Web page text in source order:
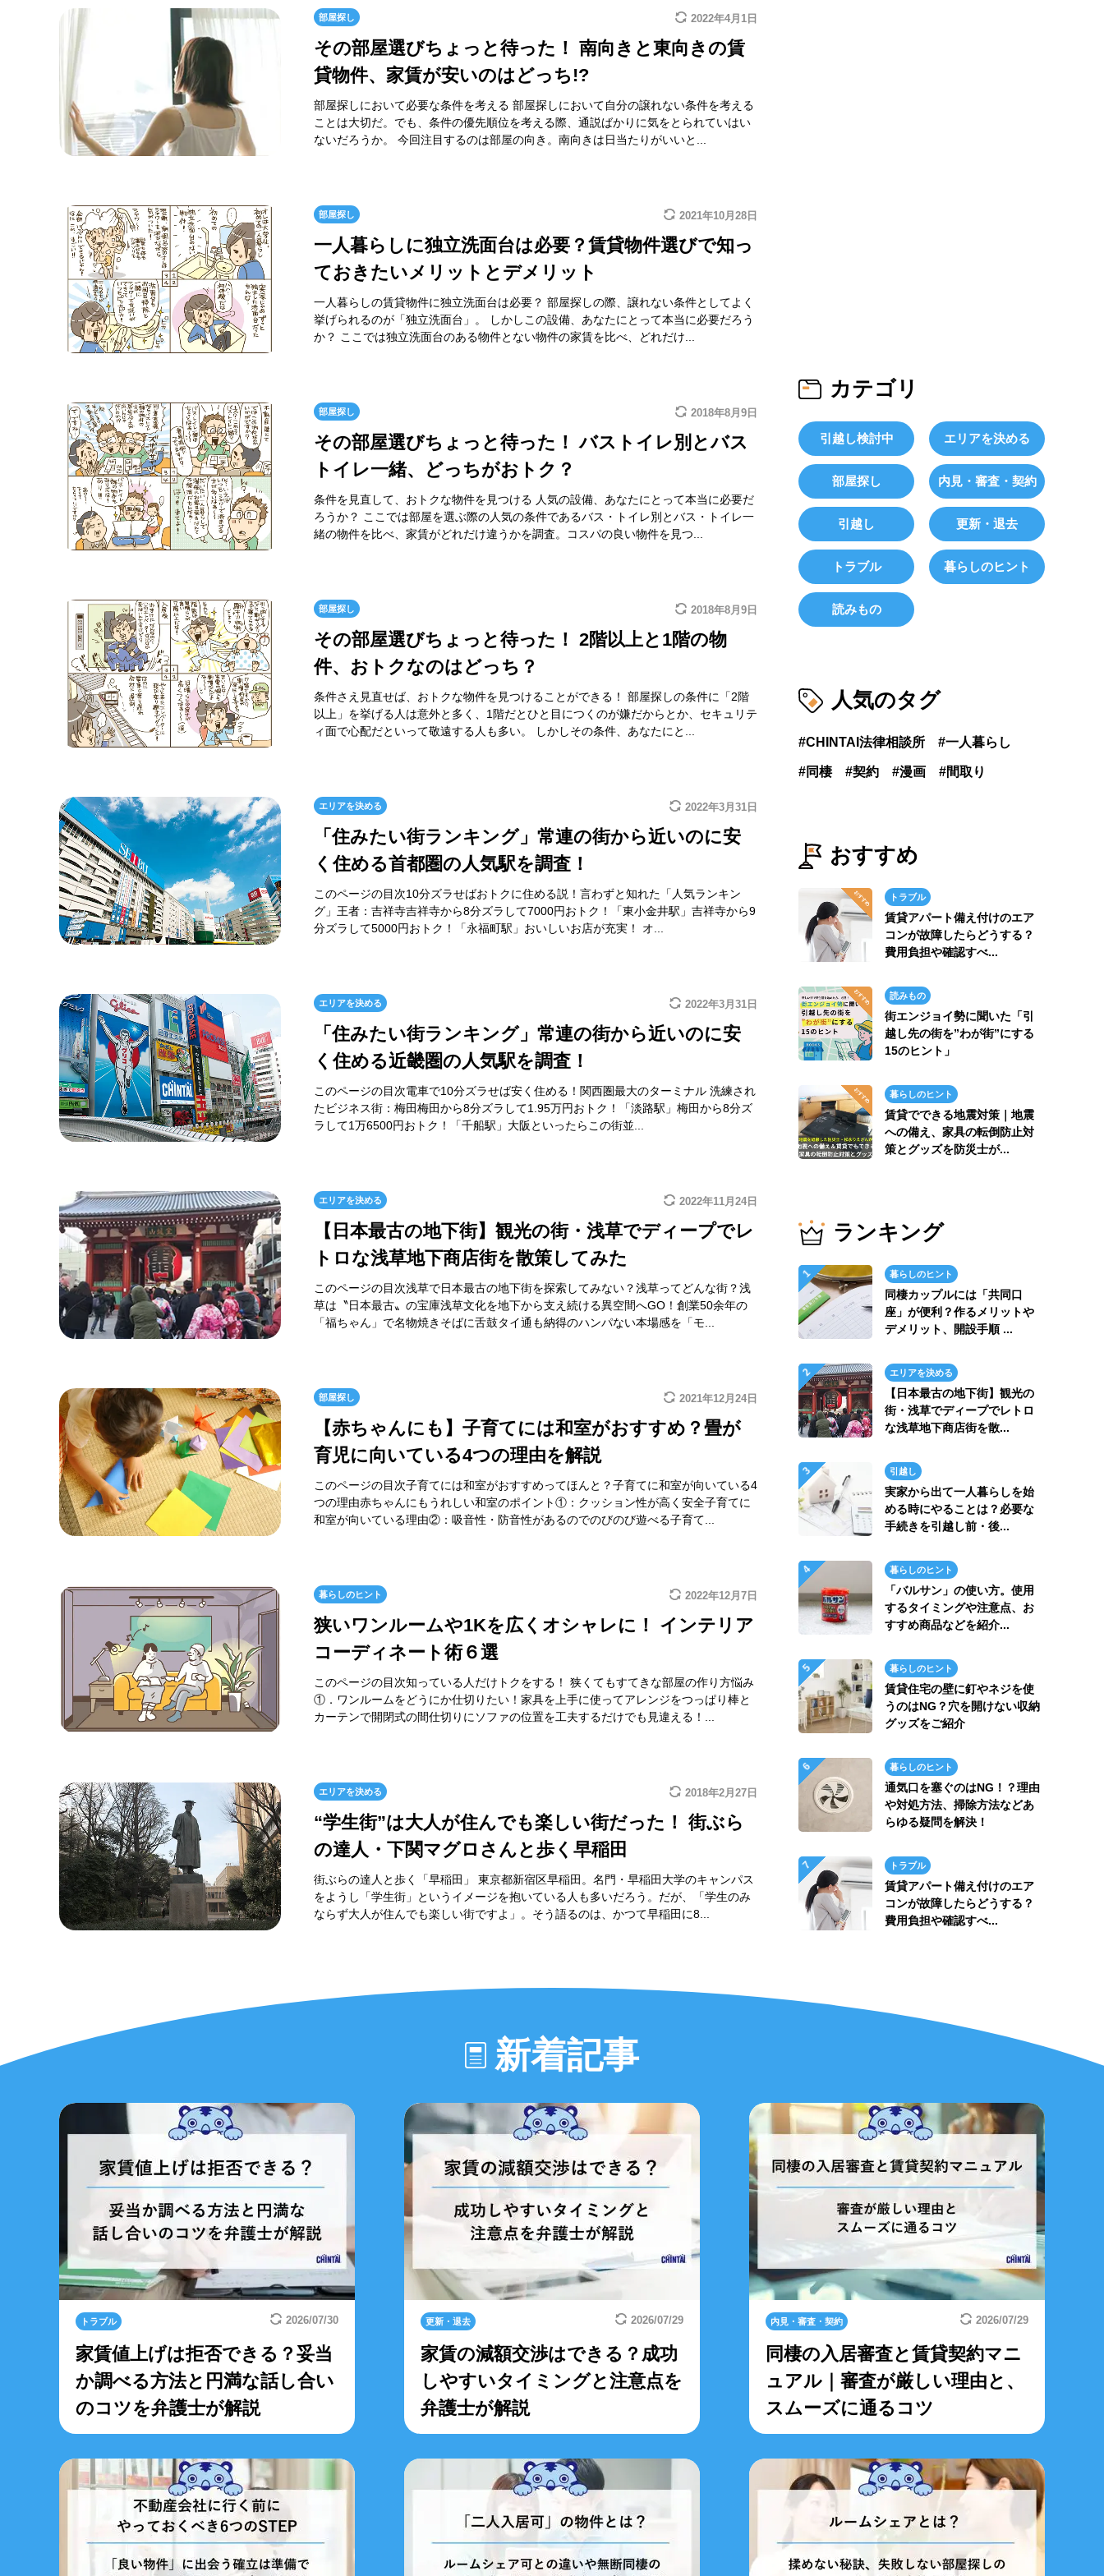
部屋探し 2022年4月1日
その部屋選びちょっと待った！ 南向きと東向きの賃
貸物件、家賃が安いのはどっち!?
部屋探しにおいて必要な条件を考える 部屋探しにおいて自分の譲れない条件を考える
ことは大切だ。でも、条件の優先順位を考える際、通説ばかりに気をとられていはい
ないだろうか。 今回注目するのは部屋の向き。南向きは日当たりがいいと...
部屋探し 2021年10月28日
一人暮らしに独立洗面台は必要？賃貸物件選びで知っ
ておきたいメリットとデメリット
一人暮らしの賃貸物件に独立洗面台は必要？ 部屋探しの際、譲れない条件としてよく
挙げられるのが「独立洗面台」。 しかしこの設備、あなたにとって本当に必要だろう
か？ ここでは独立洗面台のある物件とない物件の家賃を比べ、どれだけ...
部屋探し 2018年8月9日
その部屋選びちょっと待った！ バストイレ別とバス
トイレ一緒、どっちがおトク？
条件を見直して、おトクな物件を見つける 人気の設備、あなたにとって本当に必要だ
ろうか？ ここでは部屋を選ぶ際の人気の条件であるバス・トイレ別とバス・トイレ一
緒の物件を比べ、家賃がどれだけ違うかを調査。コスパの良い物件を見つ...
部屋探し 2018年8月9日
その部屋選びちょっと待った！ 2階以上と1階の物
件、おトクなのはどっち？
条件さえ見直せば、おトクな物件を見つけることができる！ 部屋探しの条件に「2階
以上」を挙げる人は意外と多く、1階だとひと目につくのが嫌だからとか、セキュリテ
ィ面で心配だといって敬遠する人も多い。 しかしその条件、あなたにと...
エリアを決める 2022年3月31日
「住みたい街ランキング」常連の街から近いのに安
く住める首都圏の人気駅を調査！
このページの目次10分ズラせばおトクに住める説！言わずと知れた「人気ランキン
グ」王者：吉祥寺吉祥寺から8分ズラして7000円おトク！「東小金井駅」吉祥寺から9
分ズラして5000円おトク！「永福町駅」おいしいお店が充実！ オ...
エリアを決める 2022年3月31日
「住みたい街ランキング」常連の街から近いのに安
く住める近畿圏の人気駅を調査！
このページの目次電車で10分ズラせば安く住める！関西圏最大のターミナル 洗練され
たビジネス街：梅田梅田から8分ズラして1.95万円おトク！「淡路駅」梅田から8分ズ
ラして1万6500円おトク！「千船駅」大阪といったらこの街並...
エリアを決める 2022年11月24日
【日本最古の地下街】観光の街・浅草でディープでレ
トロな浅草地下商店街を散策してみた
このページの目次浅草で日本最古の地下街を探索してみない？浅草ってどんな街？浅
草は〝日本最古〟の宝庫浅草文化を地下から支え続ける異空間へGO！創業50余年の
「福ちゃん」で名物焼きそばに舌鼓タイ通も納得のハンパない本場感を「モ...
部屋探し 2021年12月24日
【赤ちゃんにも】子育てには和室がおすすめ？畳が
育児に向いている4つの理由を解説
このページの目次子育てには和室がおすすめってほんと？子育てに和室が向いている4
つの理由赤ちゃんにもうれしい和室のポイント①：クッション性が高く安全子育てに
和室が向いている理由②：吸音性・防音性があるのでのびのび遊べる子育て...
暮らしのヒント 2022年12月7日
狭いワンルームや1Kを広くオシャレに！ インテリア
コーディネート術６選
このページの目次知っている人だけトクをする！ 狭くてもすてきな部屋の作り方悩み
①．ワンルームをどうにか仕切りたい！家具を上手に使ってアレンジをつっぱり棒と
カーテンで開閉式の間仕切りにソファの位置を工夫するだけでも見違える！...
エリアを決める 2018年2月27日
“学生街”は大人が住んでも楽しい街だった！ 街ぶら
の達人・下関マグロさんと歩く早稲田
街ぶらの達人と歩く「早稲田」 東京都新宿区早稲田。名門・早稲田大学のキャンパス
をようし「学生街」というイメージを抱いている人も多いだろう。だが、「学生のみ
ならず大人が住んでも楽しい街ですよ」。そう語るのは、かつて早稲田に8...
カテゴリ
引越し検討中 エリアを決める
部屋探し 内見・審査・契約
引越し 更新・退去
トラブル 暮らしのヒント
読みもの
人気のタグ
CHINTAI法律相談所 一人暮らし
同棲 契約 漫画 間取り
おすすめ
トラブル
賃貸アパート備え付けのエア
コンが故障したらどうする？
費用負担や確認すべ...
読みもの
街エンジョイ勢に聞いた「引
越し先の街を”わが街”にする
15のヒント」
暮らしのヒント
賃貸でできる地震対策｜地震
への備え、家具の転倒防止対
策とグッズを防災士が...
ランキング
暮らしのヒント
同棲カップルには「共同口
座」が便利？作るメリットや
デメリット、開設手順 ...
エリアを決める
【日本最古の地下街】観光の
街・浅草でディープでレトロ
な浅草地下商店街を散...
引越し
実家から出て一人暮らしを始
める時にやることは？必要な
手続きを引越し前・後...
暮らしのヒント
「バルサン」の使い方。使用
するタイミングや注意点、お
すすめ商品などを紹介...
暮らしのヒント
賃貸住宅の壁に釘やネジを使
うのはNG？穴を開けない収納
グッズをご紹介
暮らしのヒント
通気口を塞ぐのはNG！？理由
や対処方法、掃除方法などあ
らゆる疑問を解決！
トラブル
賃貸アパート備え付けのエア
コンが故障したらどうする？
費用負担や確認すべ...
新着記事
トラブル 2026/07/30
家賃値上げは拒否できる？妥当
か調べる方法と円満な話し合い
のコツを弁護士が解説
更新・退去 2026/07/29
家賃の減額交渉はできる？成功
しやすいタイミングと注意点を
弁護士が解説
内見・審査・契約 2026/07/29
同棲の入居審査と賃貸契約マニ
ュアル｜審査が厳しい理由と、
スムーズに通るコツ